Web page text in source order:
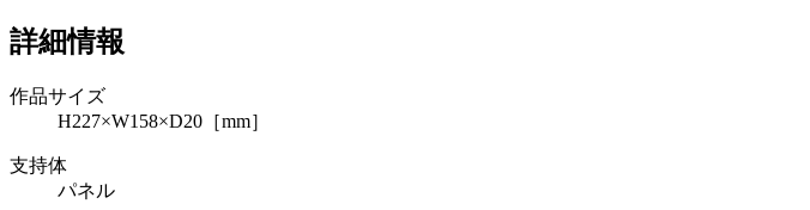
詳細情報
作品サイズ
H227×W158×D20［mm］
支持体
パネル